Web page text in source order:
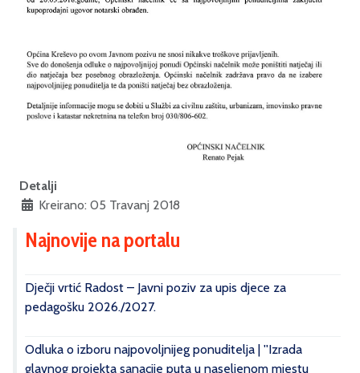
Detalji
Kreirano: 05 Travanj 2018
Najnovije na portalu
Dječji vrtić Radost – Javni poziv za upis djece za
pedagošku 2026./2027.
Odluka o izboru najpovoljnijeg ponuditelja | ''Izrada
glavnog projekta sanacije puta u naseljenom mjestu